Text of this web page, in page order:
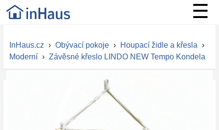
☰
InHaus.cz › Obývací pokoje › Houpací židle a křesla ›
Moderní › Závěsné křeslo LINDO NEW Tempo Kondela